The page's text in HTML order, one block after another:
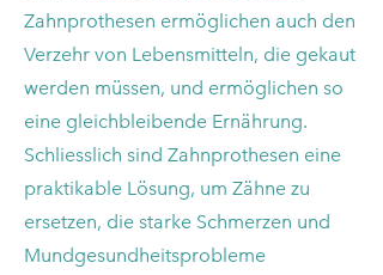
Zahnprothesen ermöglichen auch den
Verzehr von Lebensmitteln, die gekaut
werden müssen, und ermöglichen so
eine gleichbleibende Ernährung.
Schliesslich sind Zahnprothesen eine
praktikable Lösung, um Zähne zu
ersetzen, die starke Schmerzen und
Mundgesundheitsprobleme